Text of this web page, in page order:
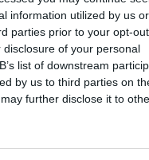
information utilized by us or
parties prior to your opt-
of your personal
list of downstream
by us to third parties on
further disclose it to